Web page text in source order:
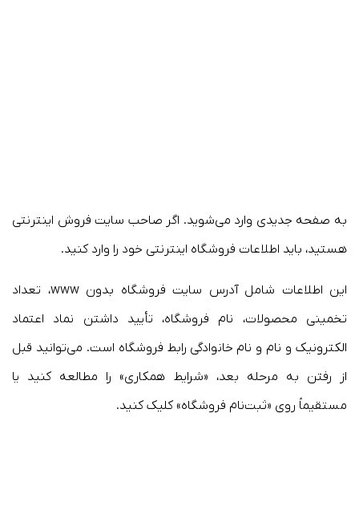
به صفحه جدیدی وارد می‌شوید. اگر صاحب سایت فروش اینترنتی
هستید، باید اطلاعات فروشگاه اینترنتی خود را وارد کنید.
این اطلاعات شامل آدرس سایت فروشگاه بدون www، تعداد
تخمینی محصولات، نام فروشگاه، تأیید داشتن نماد اعتماد
الکترونیک و نام و نام خانوادگی رابط فروشگاه است. می‌توانید قبل
از رفتن به مرحله بعد، «شرایط همکاری» را مطالعه کنید یا
مستقیماً روی «ثبت‌نام فروشگاه» کلیک کنید.